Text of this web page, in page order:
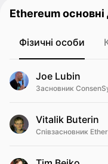
Ethereum
Фізичні особи
Joe Lubin
Засновник
Vitalik Buterin
Співзасновник